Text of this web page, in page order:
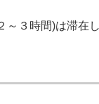
～３時間)は滞在